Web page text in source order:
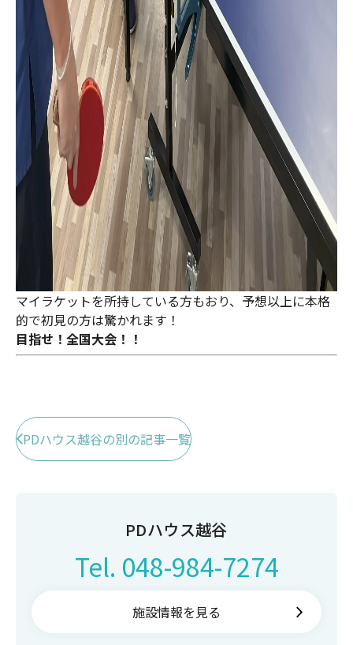
マイラケットを所持している方もおり、予想以上に本格
的で初見の方は驚かれます！
目指せ！全国大会！！
PDハウス越谷の別の記事一覧
PDハウス越谷
Tel. 048-984-7274
施設情報を見る